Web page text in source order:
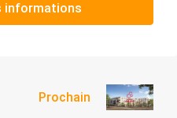
informations
Prochain